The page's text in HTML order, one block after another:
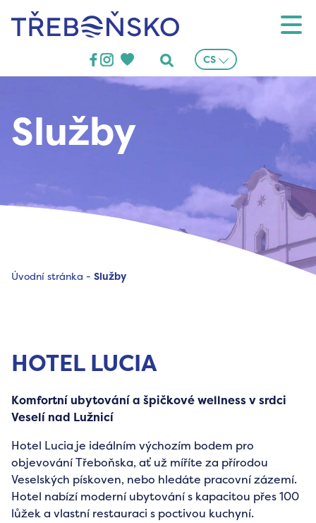
Třeboňsko CS
Služby
Úvodní stránka - Služby
HOTEL LUCIA
Komfortní ubytování a špičkové wellness v srdci
Veselí nad Lužnicí
Hotel Lucia je ideálním výchozím bodem pro
objevování Třeboňska, ať už míříte za přírodou
Veselských pískoven, nebo hledáte pracovní zázemí.
Hotel nabízí moderní ubytování s kapacitou přes 100
lůžek a vlastní restauraci s poctivou kuchyní.